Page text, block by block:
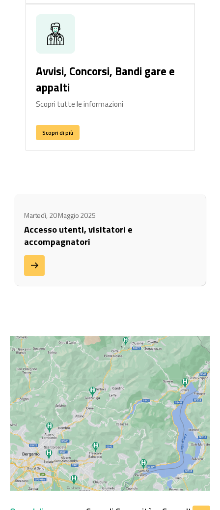
Avvisi, Concorsi, Bandi gare e
appalti
Scopri tutte le informazioni
Scopri di più
Martedì, 20 Maggio 2025
Accesso utenti, visitatori e
accompagnatori